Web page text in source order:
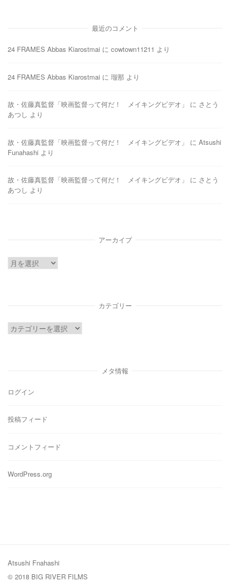
最近のコメント
24 FRAMES Abbas Kiarostmai に cowtown11211 より
24 FRAMES Abbas Kiarostmai に 瑠那 より
故・佐藤真監督「映画監督って何だ！ メイキングビデオ」 に さとう
あつし より
故・佐藤真監督「映画監督って何だ！ メイキングビデオ」 に Atsushi
Funahashi より
故・佐藤真監督「映画監督って何だ！ メイキングビデオ」 に さとう
あつし より
アーカイブ
ア
カテゴリー
カ
メタ情報
ログイン
投稿フィード
コメントフィード
WordPress.org
Atsushi Fnahashi
© 2018 BIG RIVER FILMS